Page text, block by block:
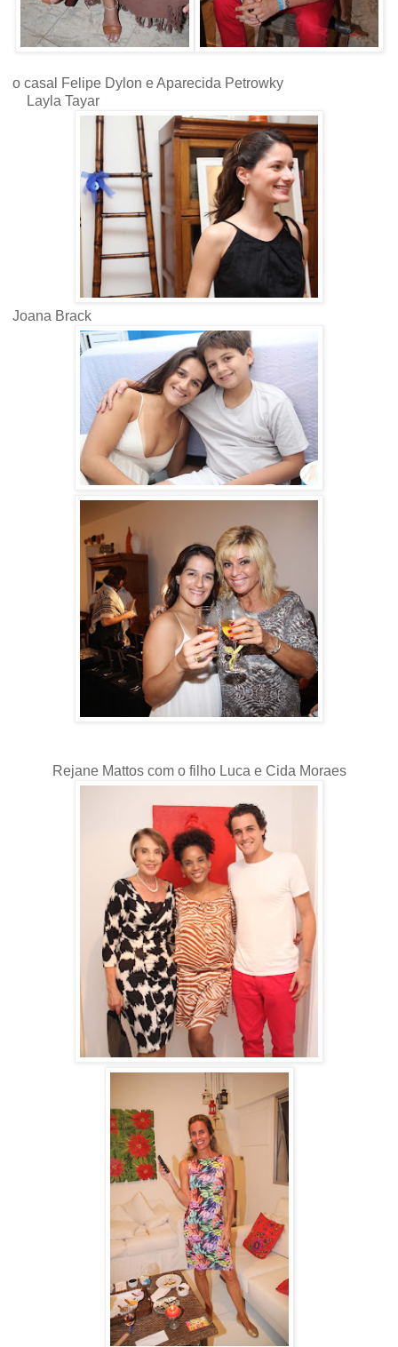
o casal Felipe Dylon e Aparecida Petrowky
Layla Tayar
Joana Brack
Rejane Mattos com o filho Luca e Cida Moraes